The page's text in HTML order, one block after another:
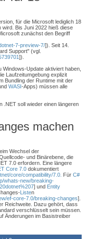
für die Microsoft lediglich 18
wird. Bis Juni 2022 hieß diese
zunächst den Begriff
7-preview-7/]). Seit 14.
Support" (vgl.
]).
Update aktiviert haben,
Laufzeitumgebung explizit
Bundling der Runtime mit der
WASI-Apps) müssen alle
.NET soll wieder einen längeren
machen
Wechsel der
und Binärebene, die
7.0 erfordern. Eine längere
Core 7.0 dokumentiert
core/compatibility/7.0. Für C#
whats-new/breaking-
] und Entity
Listen
ef-core-7.0/breaking-changes].
Reichweite. Dazu gehört, dass
verschlüsselt sein müssen.
Änderungen im Basistreiber